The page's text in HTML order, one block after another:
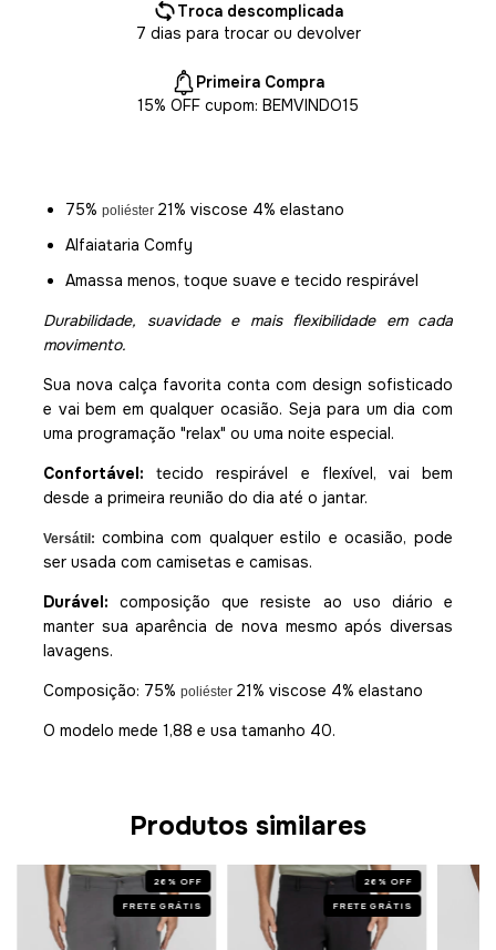
Troca descomplicada
7 dias para trocar ou devolver
Primeira Compra
15% OFF cupom: BEMVINDO15
75% poliéster 21% viscose 4% elastano
Alfaiataria Comfy
Amassa menos, toque suave e tecido respirável
Durabilidade, suavidade e mais flexibilidade em cada
movimento.
Sua nova calça favorita conta com design sofisticado
e vai bem em qualquer ocasião. Seja para um dia com
uma programação "relax" ou uma noite especial.
Confortável: tecido respirável e flexível, vai bem
desde a primeira reunião do dia até o jantar.
Versátil: combina com qualquer estilo e ocasião, pode
ser usada com camisetas e camisas.
Durável:composição que resiste ao uso diário e
manter sua aparência de nova mesmo após diversas
lavagens.
Composição: 75% poliéster 21% viscose 4% elastano
O modelo mede 1,88 e usa tamanho 40.
Produtos similares
26 %OFF
FRETE GRÁTIS
26 %OFF
FRETE GRÁTIS